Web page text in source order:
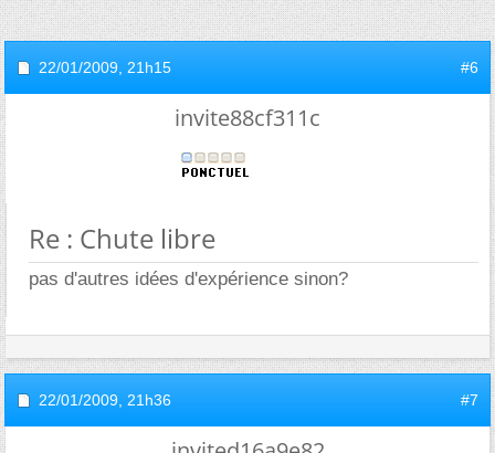
22/01/2009, 21h15 #6
invite88cf311c
Re : Chute libre
pas d'autres idées d'expérience sinon?
22/01/2009, 21h36 #7